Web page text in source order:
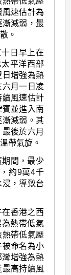
速估計為
減弱，最
。
日早上在
平洋西部
日增強為熱
六月一日凌
續風速估計
並進入南
漸減弱。其
後於六月
帶氣旋。
間，最少
約9萬4千
，導致台
香港之西
熱帶低氣
帶低氣壓
被命名為小
增強為熱
最高持續風